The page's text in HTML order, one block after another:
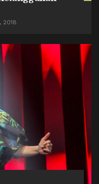
2018